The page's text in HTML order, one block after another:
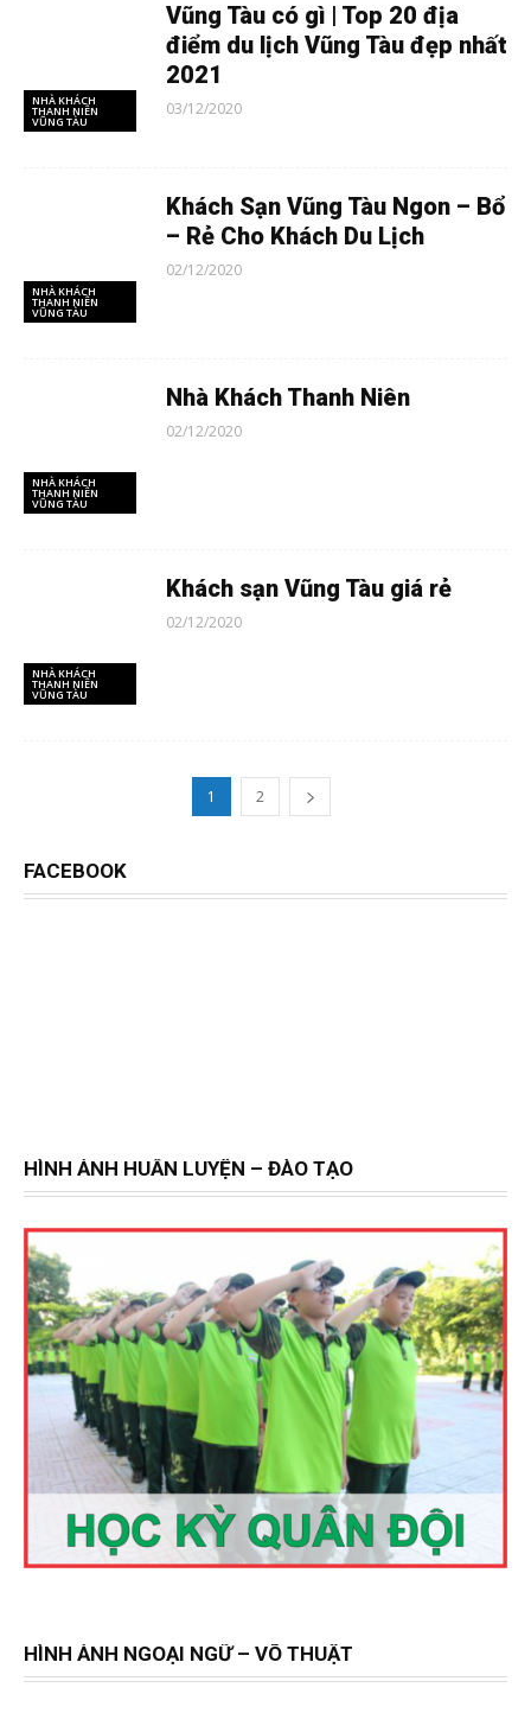
NHÀ KHÁCH
THANH NIÊN
VŨNG TÀU
Vũng Tàu có gì | Top 20 địa
điểm du lịch Vũng Tàu đẹp nhất
2021
03/12/2020
NHÀ KHÁCH
THANH NIÊN
VŨNG TÀU
Khách Sạn Vũng Tàu Ngon – Bổ
– Rẻ Cho Khách Du Lịch
02/12/2020
NHÀ KHÁCH
THANH NIÊN
VŨNG TÀU
Nhà Khách Thanh Niên
02/12/2020
NHÀ KHÁCH
THANH NIÊN
VŨNG TÀU
Khách sạn Vũng Tàu giá rẻ
02/12/2020
1 2
FACEBOOK
HÌNH ẢNH HUẤN LUYỆN – ĐÀO TẠO
HÌNH ẢNH NGOẠI NGỮ – VÕ THUẬT